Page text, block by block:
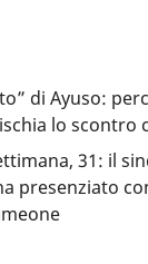
di Ayuso:
lo scontro
31: il
presenziato